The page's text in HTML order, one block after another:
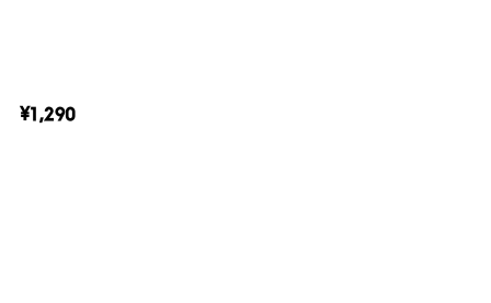
¥1,290